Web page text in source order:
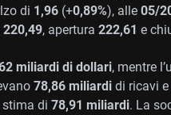
di 1,96 (+0,89%), alle 05/
220,49, apertura 222,61 e
miliardi di dollari, mentre
78,86 miliardi di ricavi e
di 78,91 miliardi. La